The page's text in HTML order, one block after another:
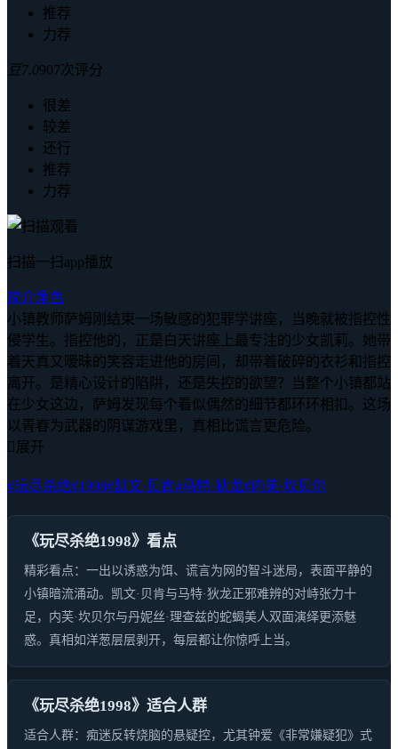
推荐
力荐
豆7.0907次评分
很差
较差
还行
推荐
力荐
扫描一扫app播放
简介角色
小镇教师萨姆刚结束一场敏感的犯罪学讲座，当晚就被指控性
侵学生。指控他的，正是白天讲座上最专注的少女凯莉。她带
着天真又暧昧的笑容走进他的房间，却带着破碎的衣衫和指控
离开。是精心设计的陷阱，还是失控的欲望？当整个小镇都站
在少女这边，萨姆发现每个看似偶然的细节都环环相扣。这场
以青春为武器的阴谋游戏里，真相比谎言更危险。
 展开
#玩尽杀绝#1998#凯文·贝肯#马特·狄龙#内芙·坎贝尔
《玩尽杀绝1998》看点
精彩看点：一出以诱惑为饵、谎言为网的智斗迷局，表面平静的
小镇暗流涌动。凯文·贝肯与马特·狄龙正邪难辨的对峙张力十
足，内芙·坎贝尔与丹妮丝·理查兹的蛇蝎美人双面演绎更添魅
惑。真相如洋葱层层剥开，每层都让你惊呼上当。
《玩尽杀绝1998》适合人群
适合人群：痴迷反转烧脑的悬疑控，尤其钟爱《非常嫌疑犯》式